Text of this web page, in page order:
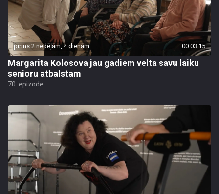
pirms 2 nedēļām, 4 dienām 00:03:15
Margarita Kolosova jau gadiem velta savu laiku
senioru atbalstam
70. epizode